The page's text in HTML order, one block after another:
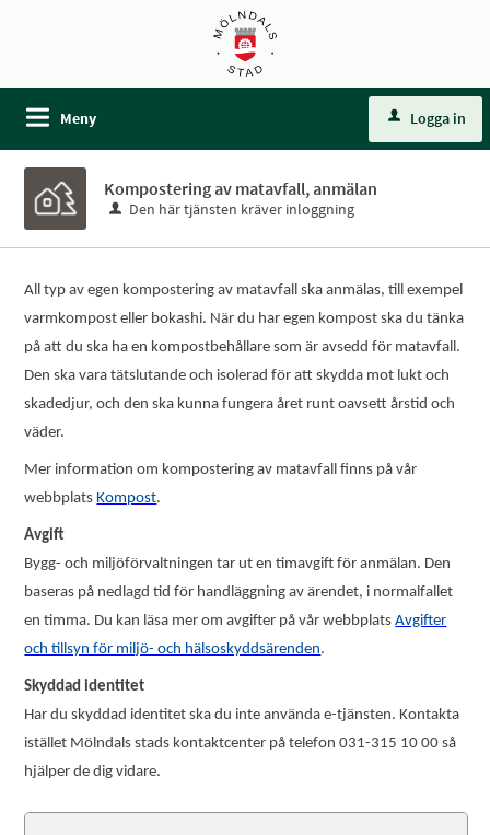
Meny Logga in
Kompostering av matavfall, anmälan
Den här tjänsten kräver inloggning
All typ av egen kompostering av matavfall ska anmälas, till exempel
varmkompost eller bokashi. När du har egen kompost ska du tänka
på att du ska ha en kompostbehållare som är avsedd för matavfall.
Den ska vara tätslutande och isolerad för att skydda mot lukt och
skadedjur, och den ska kunna fungera året runt oavsett årstid och
väder.
Mer information om kompostering av matavfall finns på vår
webbplatsKompost.
Avgift
Bygg- och miljöförvaltningen tar ut en timavgift för anmälan. Den
baseras på nedlagd tid för handläggning av ärendet, i normalfallet
en timma. Du kan läsa mer om avgifter på vår webbplatsAvgifter
och tillsyn för miljö- och hälsoskyddsärenden.
Skyddad identitet
Har du skyddad identitet ska du inte använda e-tjänsten. Kontakta
istället Mölndals stads kontaktcenter på telefon 031-315 10 00 så
hjälper de dig vidare.